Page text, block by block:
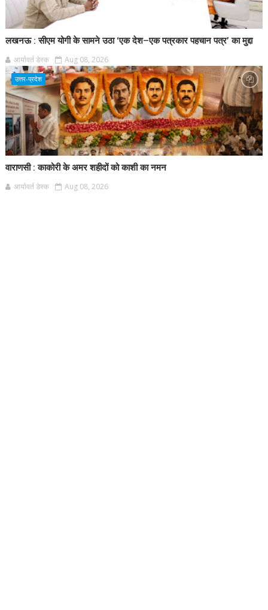
लखनऊ : सीएम योगी के सामने उठा ‘एक देश–एक पत्रकार पहचान पत्र’ का मुद्दा
आर्यावर्त डेस्क Aug 08, 2026
उत्तर-प्रदेश
वाराणसी : काकोरी के अमर शहीदों को काशी का नमन
आर्यावर्त डेस्क Aug 08, 2026